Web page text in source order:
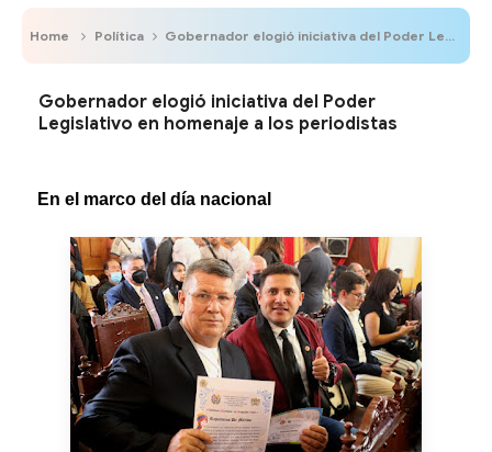
Home Política Gobernador elogió iniciativa del Poder Legislativo en homenaje a los periodistas
Gobernador elogió iniciativa del Poder
Legislativo en homenaje a los periodistas
En el marco del día nacional